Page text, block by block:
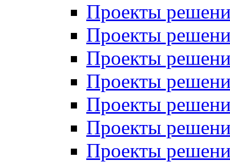
Проекты
Проекты
Проекты
Проекты
Проекты
Проекты
Проекты